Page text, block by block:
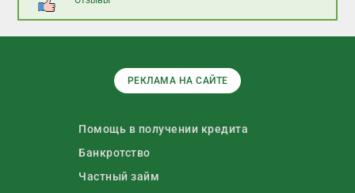
РЕКЛАМА НА САЙТЕ
Помощь в получении кредита
Банкротство
Частный займ